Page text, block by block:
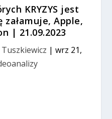
KRYZYS jest
załamuje, Apple,
| 21.09.2023
| wrz 21,